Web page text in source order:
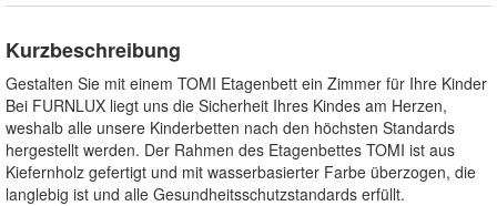
Kurzbeschreibung
Gestalten Sie mit einem TOMI Etagenbett ein Zimmer für Ihre Kinder
Bei FURNLUX liegt uns die Sicherheit Ihres Kindes am Herzen,
weshalb alle unsere Kinderbetten nach den höchsten Standards
hergestellt werden. Der Rahmen des Etagenbettes TOMI ist aus
Kiefernholz gefertigt und mit wasserbasierter Farbe überzogen, die
langlebig ist und alle Gesundheitsschutzstandards erfüllt.